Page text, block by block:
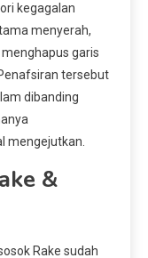
kegagalan
menyerah,
garis
tersebut
dibanding
mengejutkan.
&
Rake sudah